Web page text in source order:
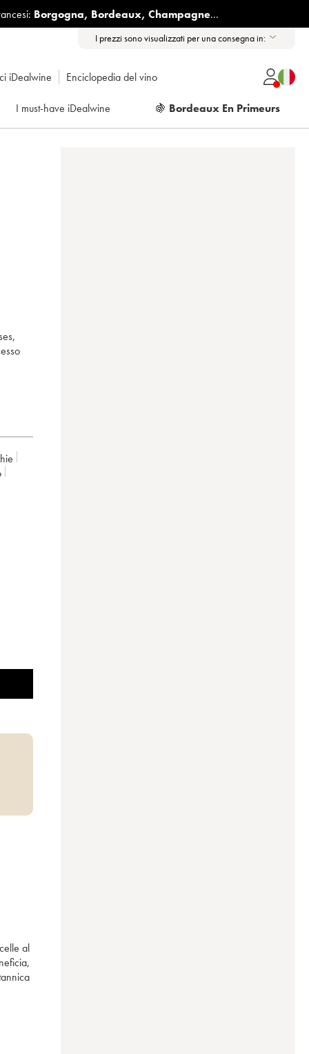
Borgogna, Bordeaux, Champagne...
I prezzi sono visualizzati per una consegna in:
iDealwine Enciclopedia del vino
I must-have iDealwine 🍇 Bordeaux En Primeurs
al